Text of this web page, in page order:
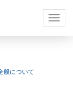
般について